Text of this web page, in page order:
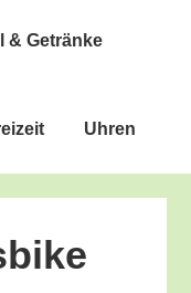
& Getränke
Uhren